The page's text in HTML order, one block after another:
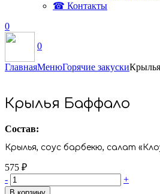
☎ Контакты
0
0
ГлавнаяМенюГорячие закуски
Крылья Баффало
Состав:
Крылья, соус барбекю, салат
575 ₽
-
+